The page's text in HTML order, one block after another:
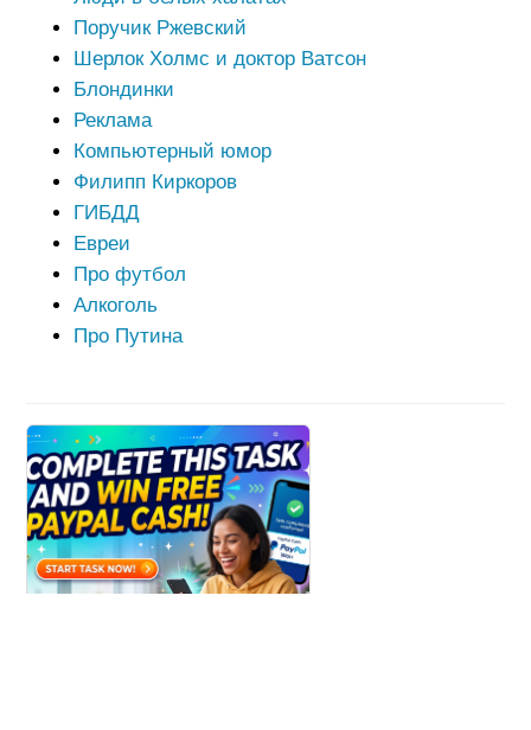
Поручик Ржевский
Шерлок Холмс и доктор Ватсон
Блондинки
Реклама
Компьютерный юмор
Филипп Киркоров
ГИБДД
Евреи
Про футбол
Алкоголь
Про Путина